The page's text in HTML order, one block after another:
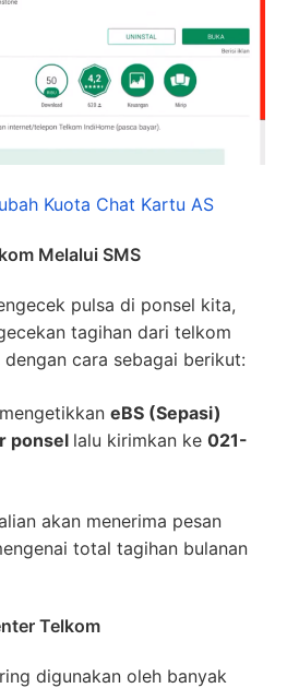
Kuota Chat Kartu AS
Melalui SMS
pulsa di ponsel kita,
tagihan dari telkom
cara sebagai berikut:
eBS (Sepasi)
ponsel lalu kirimkan ke 021-
akan menerima pesan
total tagihan bulanan
Telkom
digunakan oleh banyak